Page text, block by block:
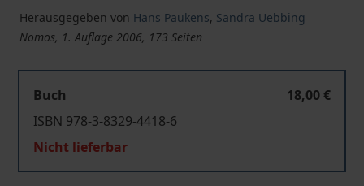
Herausgegeben von Hans Paukens, Sandra Uebbing
Nomos, 1. Auflage 2006, 173 Seiten
Buch
18,00 €
ISBN 978-3-8329-4418-6
Nicht lieferbar